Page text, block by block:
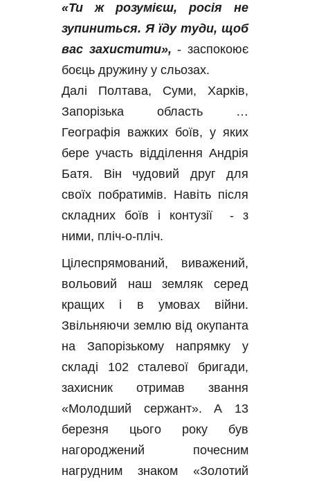
«Ти ж розумієш, росія не
зупиниться. Я їду туди, щоб
вас захистити», - заспокоює
боєць дружину у сльозах.
Далі Полтава, Суми, Харків,
Запорізька область …
Географія важких боїв, у яких
бере участь відділення Андрія
Батя. Він чудовий друг для
своїх побратимів. Навіть після
складних боїв і контузії  - з
ними, пліч-о-пліч.
Цілеспрямований, виважений,
вольовий наш земляк серед
кращих і в умовах війни.
Звільняючи землю від окупанта
на Запорізькому напрямку у
складі 102 сталевої бригади,
захисник отримав звання
«Молодший сержант». А 13
березня цього року був
нагороджений почесним
нагрудним знаком «Золотий